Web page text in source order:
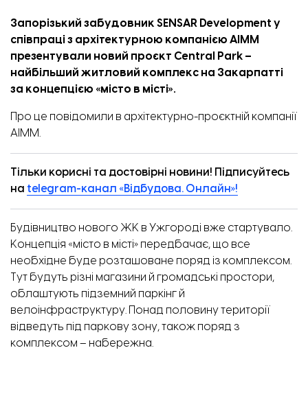
Запорізький забудовник SENSAR Development у
співпраці з архітектурною компанією AIMM
презентували новий проєкт Central Park –
найбільший житловий комплекс на Закарпатті
за концепцією «місто в місті».
Про це повідомили в архітектурно-проєктній компанії
AIMM.
Тільки корисні та достовірні новини! Підписуйтесь
на telegram-канал «Відбудова. Онлайн»!
Будівництво нового ЖК в Ужгороді вже стартувало.
Концепція «місто в місті» передбачає, що все
необхідне буде розташоване поряд із комплексом.
Тут будуть різні магазини й громадські простори,
облаштують підземний паркінг й
велоінфраструктуру. Понад половину території
відведуть під паркову зону, також поряд з
комплексом – набережна.